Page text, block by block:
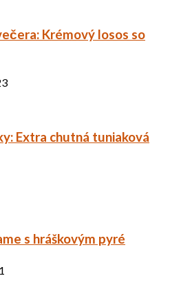
Krémový losos so
Extra chutná tuniaková
s hráškovým pyré